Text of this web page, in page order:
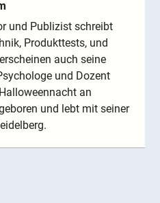
und Publizist schreibt
Produkttests, und
auch seine
und Dozent
an
und lebt mit seiner